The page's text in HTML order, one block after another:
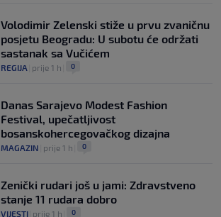
Volodimir Zelenski stiže u prvu zvaničnu
posjetu Beogradu: U subotu će održati
sastanak sa Vučićem
REGIJA prije 1 h 0
Danas Sarajevo Modest Fashion
Festival, upečatljivost
bosanskohercegovačkog dizajna
MAGAZIN prije 1 h 0
Zenički rudari još u jami: Zdravstveno
stanje 11 rudara dobro
VIJESTI prije 1 h 0